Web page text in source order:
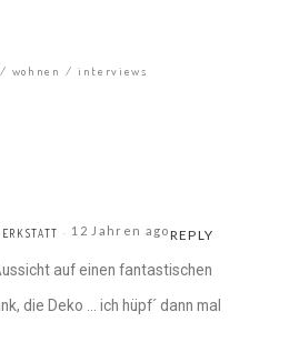
wohnen interviews
12 Jahren agoREPLY
auf einen fantastischen
die Deko … ich hüpf´ dann mal